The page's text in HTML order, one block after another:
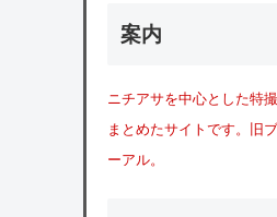
案内
ニチアサを中心とした特
まとめたサイトです。旧
ーアル。